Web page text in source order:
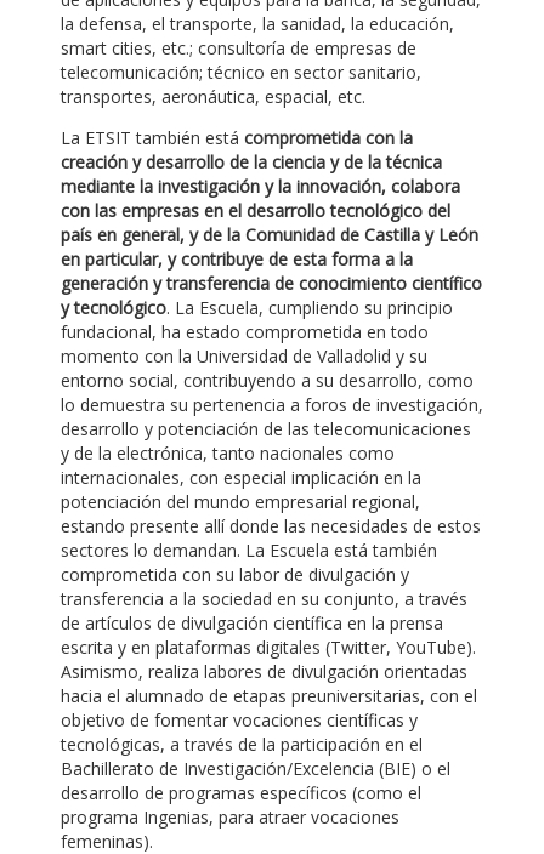
la defensa, el transporte, la sanidad, la educación,
smart cities, etc.; consultoría de empresas de
telecomunicación; técnico en sector sanitario,
transportes, aeronáutica, espacial, etc.
La ETSIT también está comprometida con la
creación y desarrollo de la ciencia y de la técnica
mediante la investigación y la innovación, colabora
con las empresas en el desarrollo tecnológico del
país en general, y de la Comunidad de Castilla y León
en particular, y contribuye de esta forma a la
generación y transferencia de conocimiento científico
y tecnológico. La Escuela, cumpliendo su principio
fundacional, ha estado comprometida en todo
momento con la Universidad de Valladolid y su
entorno social, contribuyendo a su desarrollo, como
lo demuestra su pertenencia a foros de investigación,
desarrollo y potenciación de las telecomunicaciones
y de la electrónica, tanto nacionales como
internacionales, con especial implicación en la
potenciación del mundo empresarial regional,
estando presente allí donde las necesidades de estos
sectores lo demandan. La Escuela está también
comprometida con su labor de divulgación y
transferencia a la sociedad en su conjunto, a través
de artículos de divulgación científica en la prensa
escrita y en plataformas digitales (Twitter, YouTube).
Asimismo, realiza labores de divulgación orientadas
hacia el alumnado de etapas preuniversitarias, con el
objetivo de fomentar vocaciones científicas y
tecnológicas, a través de la participación en el
Bachillerato de Investigación/Excelencia (BIE) o el
desarrollo de programas específicos (como el
programa Ingenias, para atraer vocaciones
femeninas).